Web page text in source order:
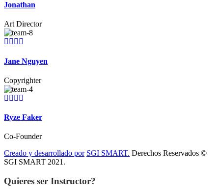
Jonathan
Art Director
Jane Nguyen
Copyrighter
Ryze Faker
Co-Founder
Creado y desarrollado por SGI SMART. Derechos Reservados ©
SGI SMART 2021.
Quieres ser Instructor?